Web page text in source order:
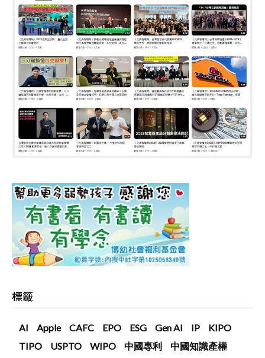
標籤
AI Apple CAFC EPO ESG Gen AI IP
KIPO
TIPO
USPTO WIPO 中國專利
中國知識產權